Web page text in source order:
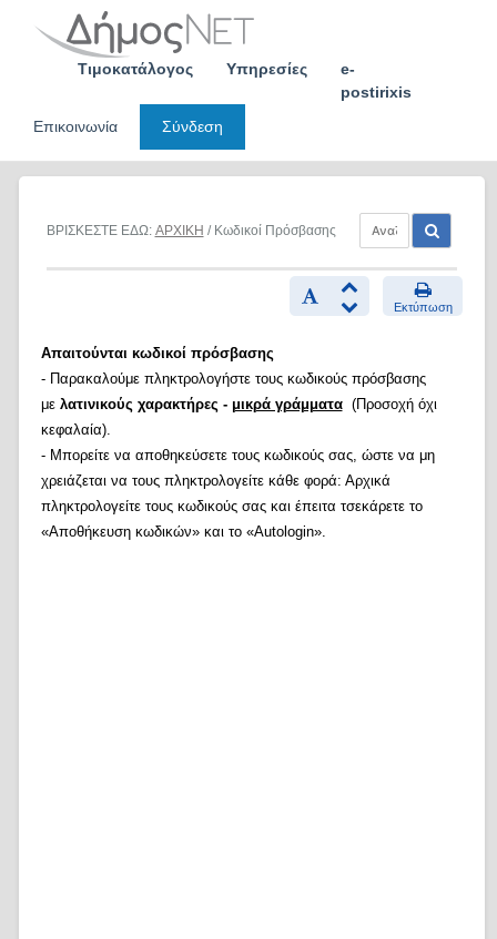
Τιμοκατάλογος Υπηρεσίες
e-
postirixis
Επικοινωνία
Σύνδεση
ΒΡΙΣΚΕΣΤΕ ΕΔΩ: ΑΡΧΙΚΗ / Κωδικοί Πρόσβασης
Εκτύπωση
Απαιτούνται κωδικοί πρόσβασης
- Παρακαλούμε πληκτρολογήστε τους κωδικούς πρόσβασης
με λατινικούς χαρακτήρες - μικρά γράμματα(Προσοχή όχι
κεφαλαία).
- Μπορείτε να αποθηκεύσετε τους κωδικούς σας, ώστε να μη
χρειάζεται να τους πληκτρολογείτε κάθε φορά: Αρχικά
πληκτρολογείτε τους κωδικούς σας και έπειτα τσεκάρετε το
«Αποθήκευση κωδικών» και το «Autologin».